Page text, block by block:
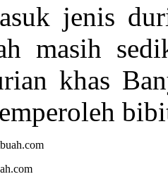
jenis
masih
khas